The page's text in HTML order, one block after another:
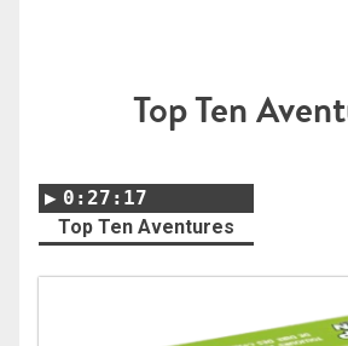
Top Ten
0:27:17
Top Ten Aventures